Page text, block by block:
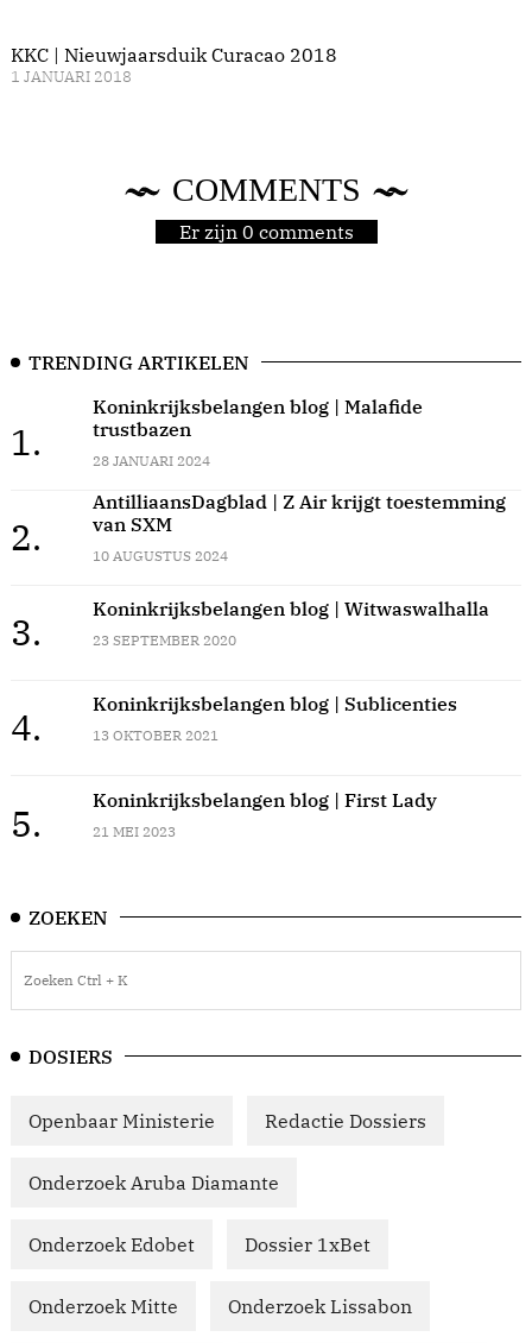
KKC | Nieuwjaarsduik Curacao 2018
1 JANUARI 2018
COMMENTS
Er zijn 0 comments
TRENDING ARTIKELEN
1.
Koninkrijksbelangen blog | Malafide
trustbazen
28 JANUARI 2024
2.
AntilliaansDagblad | Z Air krijgt toestemming
van SXM
10 AUGUSTUS 2024
3.
Koninkrijksbelangen blog | Witwaswalhalla
23 SEPTEMBER 2020
4.
Koninkrijksbelangen blog | Sublicenties
13 OKTOBER 2021
5.
Koninkrijksbelangen blog | First Lady
21 MEI 2023
ZOEKEN
DOSIERS
Openbaar Ministerie Redactie Dossiers
Onderzoek Aruba Diamante
Onderzoek Edobet Dossier 1xBet
Onderzoek Mitte Onderzoek Lissabon